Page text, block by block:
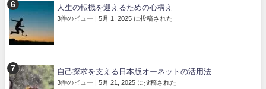
人生の転機を迎えるための心構え
3件のビュー | 5月 1, 2025 に投稿された
自己探求を支える日本版オーネットの活用法
3件のビュー | 5月 21, 2025 に投稿された